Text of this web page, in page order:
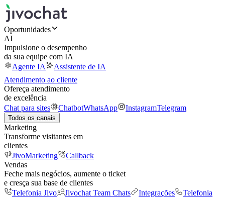
Oportunidades
AI
Impulsione o desempenho
da sua equipe com IA
Agente IA
Assistente de IA
Atendimento ao cliente
Ofereça atendimento
de excelência
Chat para sites
ChatbotWhatsApp InstagramTelegram
Todos os canais
Marketing
Transforme visitantes em
clientes
JivoMarketing
Callback
Vendas
Feche mais negócios, aumente o ticket
e cresça sua base de clientes
Telefonia Jivo
Jivochat Team Chats Integrações
Telefonia